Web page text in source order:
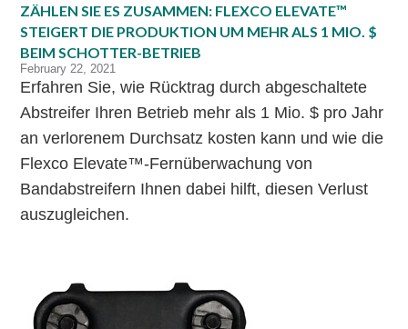
ZÄHLEN SIE ES ZUSAMMEN: FLEXCO ELEVATE™
STEIGERT DIE PRODUKTION UM MEHR ALS 1 MIO. $
BEIM SCHOTTER-BETRIEB
February 22, 2021
Erfahren Sie, wie Rücktrag durch abgeschaltete
Abstreifer Ihren Betrieb mehr als 1 Mio. $ pro Jahr
an verlorenem Durchsatz kosten kann und wie die
Flexco Elevate™-Fernüberwachung von
Bandabstreifern Ihnen dabei hilft, diesen Verlust
auszugleichen.